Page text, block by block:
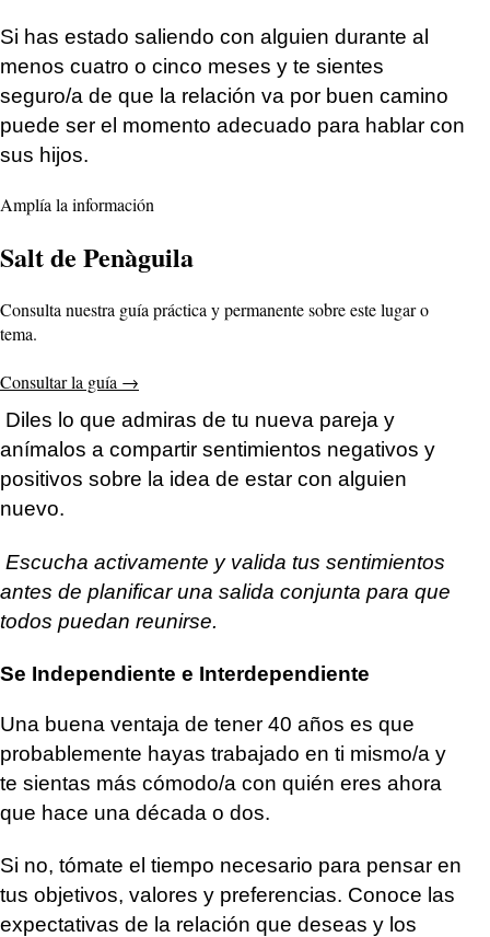
Si has estado saliendo con alguien durante al
menos cuatro o cinco meses y te sientes
seguro/a de que la relación va por buen camino
puede ser el momento adecuado para hablar con
sus hijos.
Amplía la información
Salt de Penàguila
Consulta nuestra guía práctica y permanente sobre este lugar o
tema.
Consultar la guía →
Diles lo que admiras de tu nueva pareja y
anímalos a compartir sentimientos negativos y
positivos sobre la idea de estar con alguien
nuevo.
Escucha activamente y valida tus sentimientos
antes de planificar una salida conjunta para que
todos puedan reunirse.
Se Independiente e Interdependiente
Una buena ventaja de tener 40 años es que
probablemente hayas trabajado en ti mismo/a y
te sientas más cómodo/a con quién eres ahora
que hace una década o dos.
Si no, tómate el tiempo necesario para pensar en
tus objetivos, valores y preferencias. Conoce las
expectativas de la relación que deseas y los